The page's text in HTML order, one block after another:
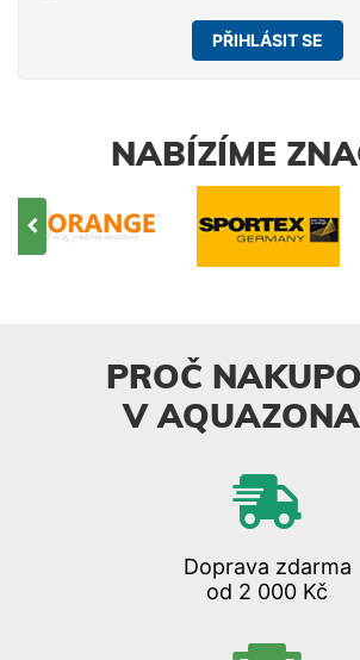
PŘIHLÁSIT SE
NABÍZÍME
PROČ
V
Doprava zdarma
od 2 000 Kč